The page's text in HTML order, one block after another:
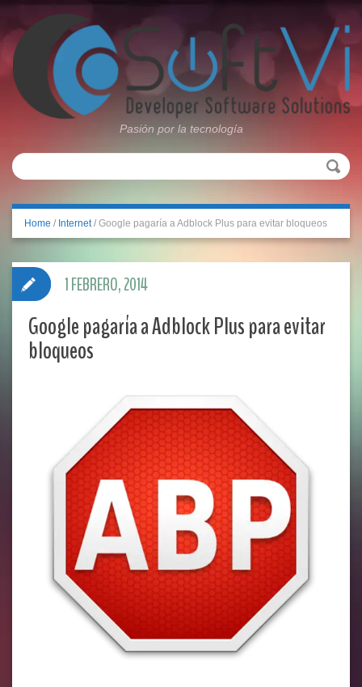
Pasión por la tecnología
Home / Internet / Google pagaría a Adblock Plus para evitar bloqueos
Google pagaría a Adblock Plus para evitar
bloqueos
1 FEBRERO, 2014